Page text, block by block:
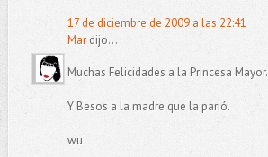
17 de diciembre de 2009 a las 22:41
Mardijo...
Muchas Felicidades a la Princesa Mayor.
Y Besos a la madre que la parió.
wu